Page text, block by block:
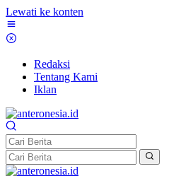
Lewati ke konten
Redaksi
Tentang Kami
Iklan